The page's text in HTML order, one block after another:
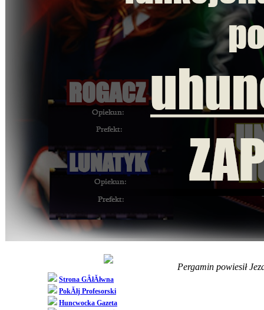
Strona GÂłĂłwna
PokĂłj Profesorski
Huncwocka Gazeta
Pergamin powiesił